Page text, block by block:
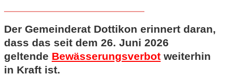
Der Gemeinderat Dottikon erinnert daran,
dass das seit dem 26. Juni 2026
geltende Bewässerungsverbot weiterhin
in Kraft ist.